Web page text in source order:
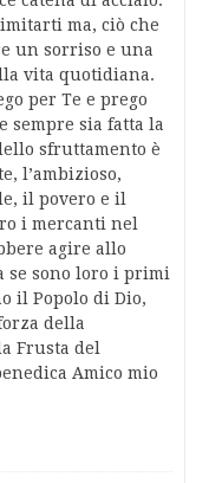
ma, ciò che
un sorriso e una
vita quotidiana.
per Te e prego
sempre sia fatta la
sfruttamento è
l’ambizioso,
il povero e il
i mercanti nel
agire allo
se sono loro i primi
il Popolo di Dio,
della
Frusta del
Amico mio